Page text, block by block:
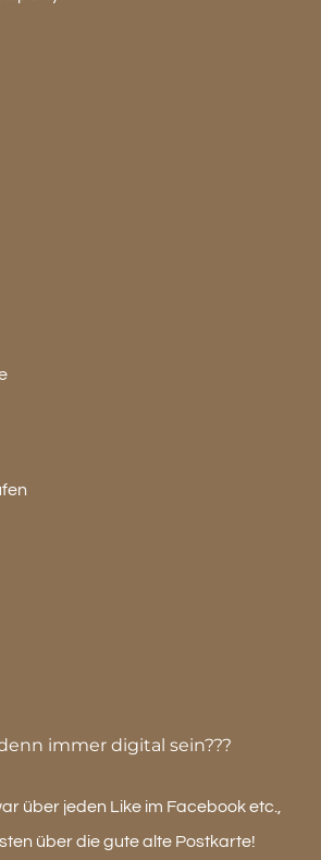
immer digital sein???
über jeden Like im Facebook etc.,
über die gute alte Postkarte!